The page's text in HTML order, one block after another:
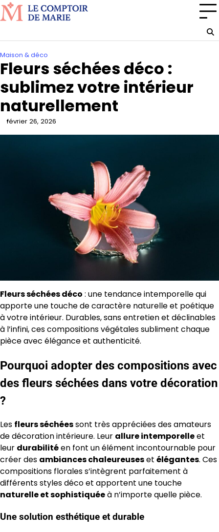
Skip
to
Maison & déco
Fleurs séchées déco :
sublimez votre intérieur
naturellement
février 26, 2026
Fleurs séchées déco : une tendance intemporelle qui
apporte une touche de caractère naturelle et poétique
à votre intérieur. Durables, sans entretien et déclinables
à l’infini, ces compositions végétales subliment chaque
pièce avec élégance et authenticité.
Pourquoi adopter des compositions avec
des fleurs séchées dans votre décoration
?
Les fleurs séchéessont très appréciées des amateurs
de décoration intérieure. Leur allure intemporelleet
leur durabilitéen font un élément incontournable pour
créer des ambiances chaleureuseset élégantes. Ces
compositions florales s’intègrent parfaitement à
différents styles déco et apportent une touche
naturelle et sophistiquéeà n’importe quelle pièce.
Une solution esthétique et durable